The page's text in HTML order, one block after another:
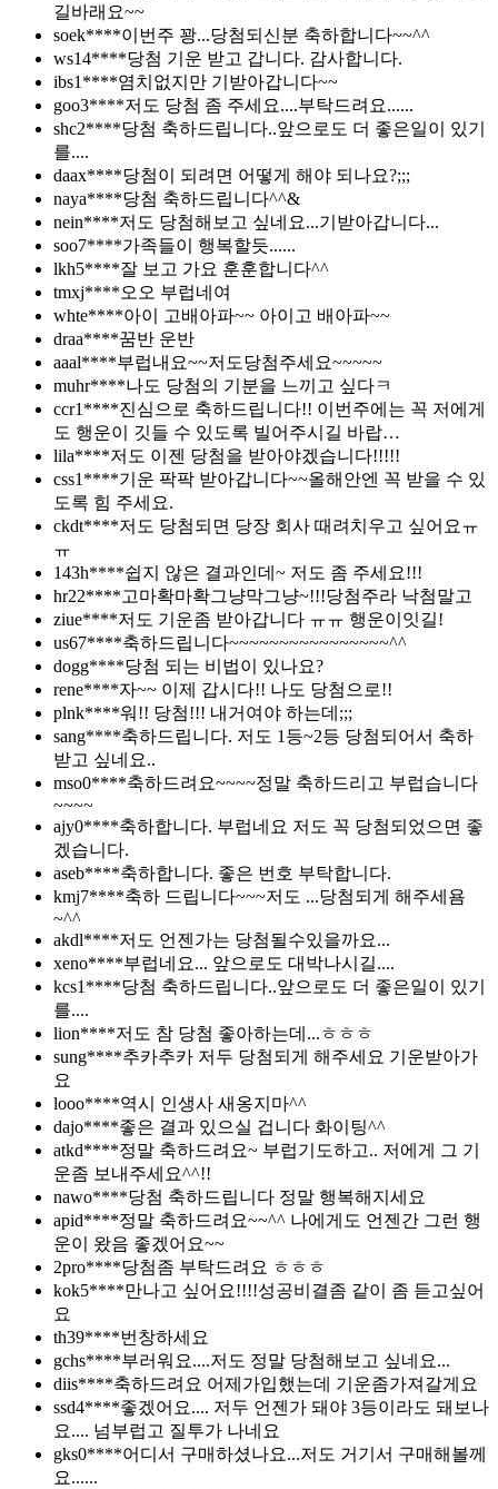
길바래요~~
soek****이번주 꽝...당첨되신분 축하합니다~~^^
ws14****당첨 기운 받고 갑니다. 감사합니다.
ibs1****염치없지만 기받아갑니다~~
goo3****저도 당첨 좀 주세요....부탁드려요......
shc2****당첨 축하드립니다..앞으로도 더 좋은일이 있기
를....
daax****당첨이 되려면 어떻게 해야 되나요?;;;
naya****당첨 축하드립니다^^&
nein****저도 당첨해보고 싶네요...기받아갑니다...
soo7****가족들이 행복할듯......
lkh5****잘 보고 가요 훈훈합니다^^
tmxj****오오 부럽네여
whte****아이 고배아파~~ 아이고 배아파~~
draa****꿈반 운반
aaal****부럽내요~~저도당첨주세요~~~~~
muhr****나도 당첨의 기분을 느끼고 싶다ㅋ
ccr1****진심으로 축하드립니다!! 이번주에는 꼭 저에게
도 행운이 깃들 수 있도록 빌어주시길 바랍…
lila****저도 이젠 당첨을 받아야겠습니다!!!!!
css1****기운 팍팍 받아갑니다~~올해안엔 꼭 받을 수 있
도록 힘 주세요.
ckdt****저도 당첨되면 당장 회사 때려치우고 싶어요ㅠ
ㅠ
143h****쉽지 않은 결과인데~ 저도 좀 주세요!!!
hr22****고마확마확그냥막그냥~!!!당첨주라 낙첨말고
ziue****저도 기운좀 받아갑니다 ㅠㅠ 행운이잇길!
us67****축하드립니다~~~~~~~~~~~~~~~~^^
dogg****당첨 되는 비법이 있나요?
rene****자~~ 이제 갑시다!! 나도 당첨으로!!
plnk****워!! 당첨!!! 내거여야 하는데;;;
sang****축하드립니다. 저도 1등~2등 당첨되어서 축하
받고 싶네요..
mso0****축하드려요~~~~정말 축하드리고 부럽습니다
~~~~
ajy0****축하합니다. 부럽네요 저도 꼭 당첨되었으면 좋
겠습니다.
aseb****축하합니다. 좋은 번호 부탁합니다.
kmj7****축하 드립니다~~~저도 ...당첨되게 해주세욤
~^^
akdl****저도 언젠가는 당첨될수있을까요...
xeno****부럽네요... 앞으로도 대박나시길....
kcs1****당첨 축하드립니다..앞으로도 더 좋은일이 있기
를....
lion****저도 참 당첨 좋아하는데...ㅎㅎㅎ
sung****추카추카 저두 당첨되게 해주세요 기운받아가
요
looo****역시 인생사 새옹지마^^
dajo****좋은 결과 있으실 겁니다 화이팅^^
atkd****정말 축하드려요~ 부럽기도하고.. 저에게 그 기
운좀 보내주세요^^!!
nawo****당첨 축하드립니다 정말 행복해지세요
apid****정말 축하드려요~~^^ 나에게도 언젠간 그런 행
운이 왔음 좋겠어요~~
2pro****당첨좀 부탁드려요 ㅎㅎㅎ
kok5****만나고 싶어요!!!!성공비결좀 같이 좀 듣고싶어
요
th39****번창하세요
gchs****부러워요....저도 정말 당첨해보고 싶네요...
diis****축하드려요 어제가입했는데 기운좀가져갈게요
ssd4****좋겠어요.... 저두 언젠가 돼야 3등이라도 돼보나
요.... 넘부럽고 질투가 나네요
gks0****어디서 구매하셨나요...저도 거기서 구매해볼께
요......